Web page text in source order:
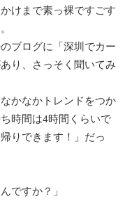
けまで素っ裸ですごす
ブログに「深圳でカー
り、さっそく聞いてみ
かなかトレンドをつか
時間は4時間くらいで
りできます！」だっ
ですか？」